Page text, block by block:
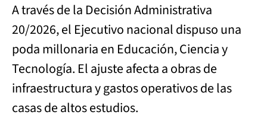
A través de la Decisión Administrativa
20/2026, el Ejecutivo nacional dispuso una
poda millonaria en Educación, Ciencia y
Tecnología. El ajuste afecta a obras de
infraestructura y gastos operativos de las
casas de altos estudios.